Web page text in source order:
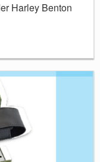
Harley Benton